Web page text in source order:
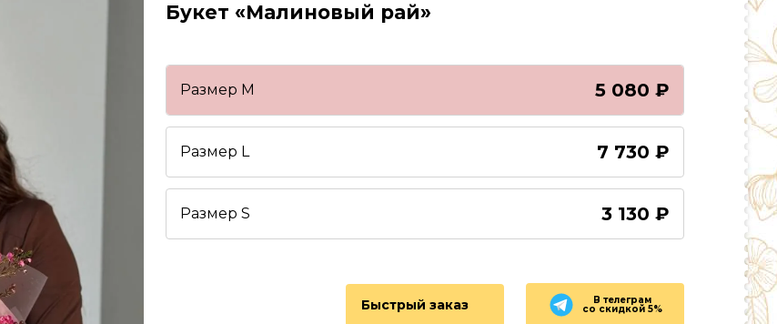
Букет «Малиновый рай»
Размер М 5 080 ₽
Размер L 7 730 ₽
Размер S 3 130 ₽
Быстрый заказ В телеграм
со скидкой 5%